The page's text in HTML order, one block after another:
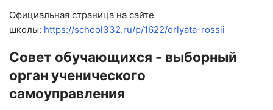
Официальная страница на сайте
школы: https://school332.ru/p/1622/orlyata-rossii
Совет обучающихся - выборный
орган ученического
самоуправления